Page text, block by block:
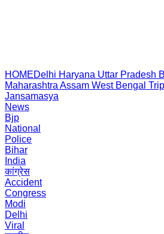
HOMEDelhi Haryana Uttar Pradesh
Maharashtra Assam West Bengal
Jansamasya
News
Bjp
National
Police
Bihar
India
कांग्रेस
Accident
Congress
Modi
Delhi
Viral